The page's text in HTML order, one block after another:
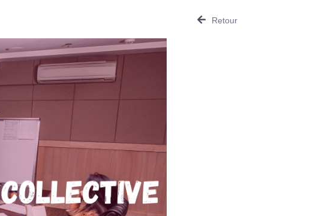
Retour